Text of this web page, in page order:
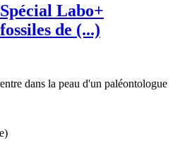
Labo+
de (...)
dans la peau d'un paléontologue